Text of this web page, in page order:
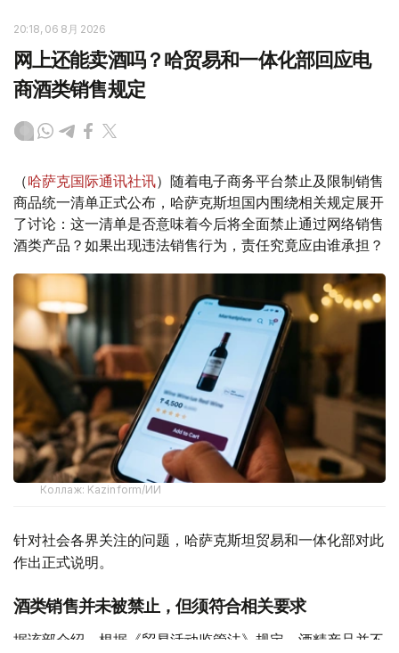
20:18, 06 8月 2026
网上还能卖酒吗？哈贸易和一体化部回应电
商酒类销售规定
（哈萨克国际通讯社讯）随着电子商务平台禁止及限制销售
商品统一清单正式公布，哈萨克斯坦国内围绕相关规定展开
了讨论：这一清单是否意味着今后将全面禁止通过网络销售
酒类产品？如果出现违法销售行为，责任究竟应由谁承担？
Коллаж: Kazinform/ИИ
针对社会各界关注的问题，哈萨克斯坦贸易和一体化部对此
作出正式说明。
酒类销售并未被禁止，但须符合相关要求
据该部介绍，根据《贸易活动监管法》规定，酒精产品并不